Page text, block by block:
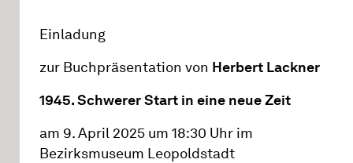
Einladung
zur Buchpräsentation von Herbert Lackner
1945. Schwerer Start in eine neue Zeit
am 9. April 2025 um 18:30 Uhr im
Bezirksmuseum Leopoldstadt